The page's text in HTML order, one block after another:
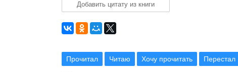
Добавить цитату из книги
Прочитал Читаю Хочу прочитать Перестал